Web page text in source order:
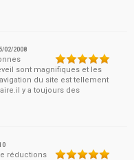
02/2008
sont magnifiques et les
du site est tellement
y a toujours des
réductions